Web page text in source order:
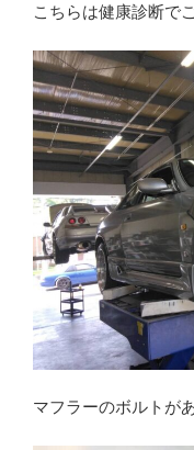
こちらは健康診断で
マフラーのボルトが